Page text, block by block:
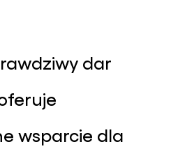
dar
wsparcie dla